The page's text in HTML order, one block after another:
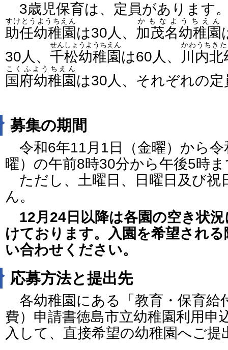
3歳児保育は、定員があります
助任幼稚園
すけとうようちえん
は30人、 加茂名幼稚園
かもなようちえん
30人、 千松幼稚園
せんしょうようちえん
は60人、 川内
かわうちき
国府幼稚園
こくふようちえん
は30人、それぞれの
募集の期間
令和6年11月1日（金曜）から令
曜）の午前8時30分から午後5時
ただし、土曜日、日曜日及び祝
ん。
12月24日以降は各園の空き状
けております。入園を希望され
い合わせください。
応募方法と提出先
各幼稚園にある「教育・保育給
費）申請書徳島市立幼稚園利用申
入して、直接希望の幼稚園へご提